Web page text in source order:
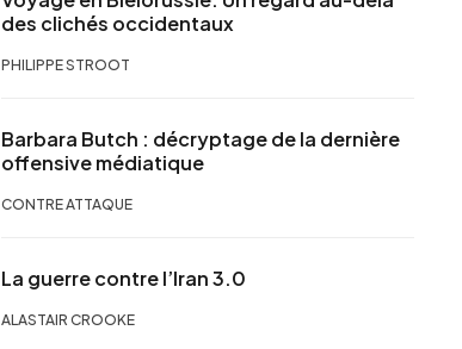
des clichés occidentaux
PHILIPPE STROOT
Barbara Butch : décryptage de la dernière
offensive médiatique
CONTRE ATTAQUE
La guerre contre l’Iran 3.0
ALASTAIR CROOKE